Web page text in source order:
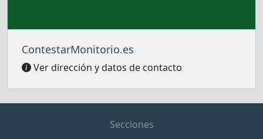
ContestarMonitorio.es
Ver dirección y datos de contacto
Secciones